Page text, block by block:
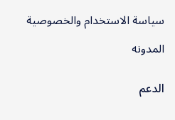
سياسة الاستخدام والخصوصية
المدونه
الدعم